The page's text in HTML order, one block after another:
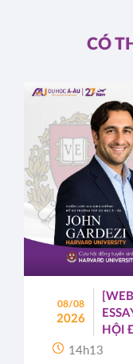
CÓ
08/08
2026
HỘI
TOP
14h13